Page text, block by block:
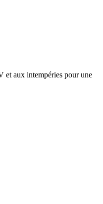
et aux intempéries pour une